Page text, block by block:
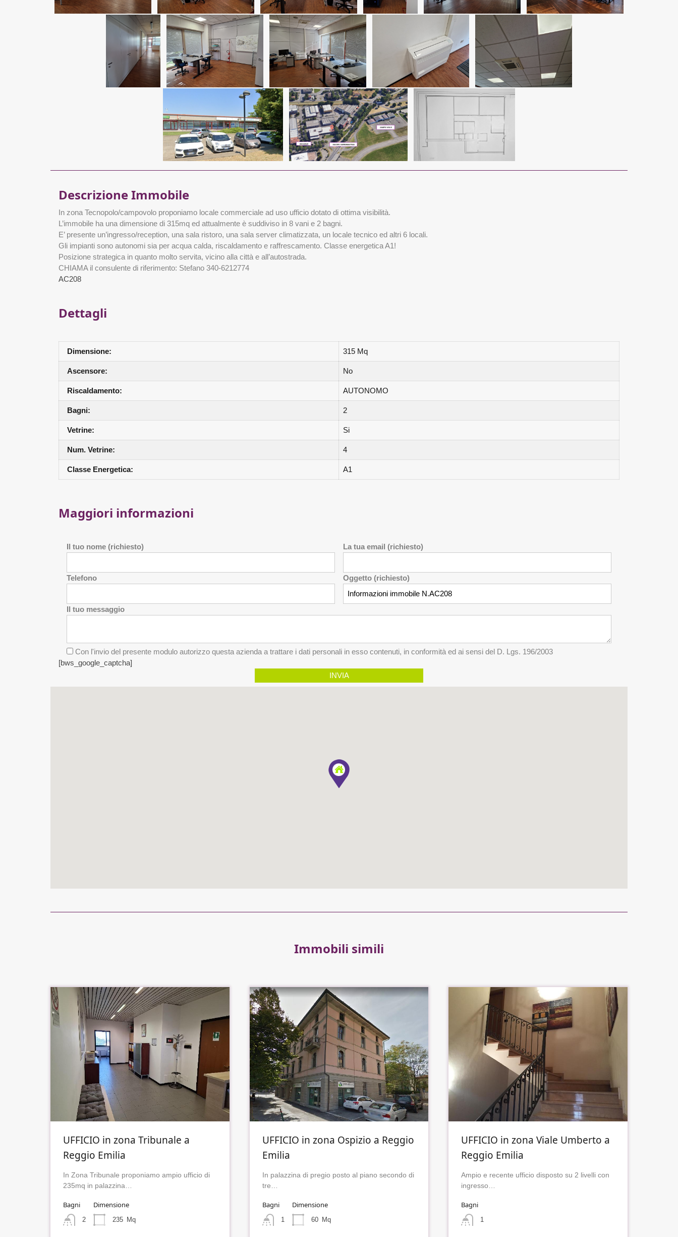
Descrizione Immobile
In zona Tecnopolo/campovolo proponiamo locale commerciale ad uso ufficio dotato di ottima visibilità.
L’immobile ha una dimensione di 315mq ed attualmente è suddiviso in 8 vani e 2 bagni.
E’ presente un’ingresso/reception, una sala ristoro, una sala server climatizzata, un locale tecnico ed altri 6 locali.
Gli impianti sono autonomi sia per acqua calda, riscaldamento e raffrescamento. Classe energetica A1!
Posizione strategica in quanto molto servita, vicino alla città e all’autostrada.
CHIAMA il consulente di riferimento: Stefano 340-6212774
AC208
Dettagli
Dimensione: 315 Mq
Ascensore: No
Riscaldamento: AUTONOMO
Bagni: 2
Vetrine: Si
Num. Vetrine: 4
Classe Energetica: A1
Maggiori informazioni
Il tuo nome (richiesto) La tua email (richiesto)
Telefono Oggetto (richiesto)
Il tuo messaggio
Con l'invio del presente modulo autorizzo questa azienda a trattare i dati personali in esso contenuti, in conformità ed ai sensi del D. Lgs. 196/2003
[bws_google_captcha]
INVIA
Immobili simili
UFFICIO in zona Tribunale a
Reggio Emilia
In Zona Tribunale proponiamo ampio ufficio di
235mq in palazzina…
Bagni
2
Dimensione
235 Mq
UFFICIO in zona Ospizio a Reggio
Emilia
In palazzina di pregio posto al piano secondo di
tre…
Bagni
1
Dimensione
60 Mq
UFFICIO in zona Viale Umberto a
Reggio Emilia
Ampio e recente ufficio disposto su 2 livelli con
ingresso…
Bagni
1